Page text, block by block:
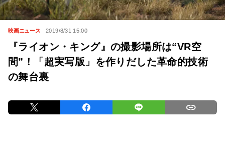
映画ニュース 2019/8/31 15:00
『ライオン・キング』の撮影場所は“VR空
間”！「超実写版」を作りだした革命的技術
の舞台裏